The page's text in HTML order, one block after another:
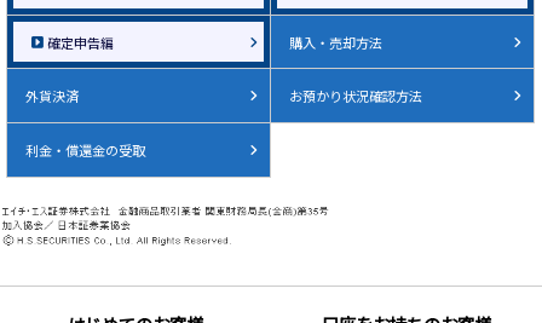
確定申告編 購入・売却方法
外貨決済 お預かり状況確認方法
利金・償還金の受取